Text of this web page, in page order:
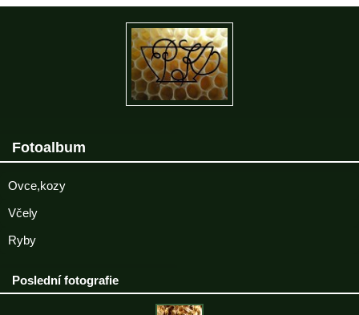
Fotoalbum
Ovce,kozy
Včely
Ryby
Poslední fotografie